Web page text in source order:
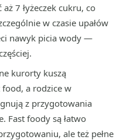
7 łyżeczek cukru, co
w czasie upałów
nawyk picia wody —
kurorty kuszą
a rodzice w
z przygotowania
Fast foody są łatwo
ale też pełne